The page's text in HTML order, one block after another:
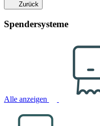
Zurück
Spendersysteme
Alle anzeigen